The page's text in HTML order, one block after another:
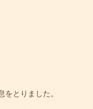
とりました。